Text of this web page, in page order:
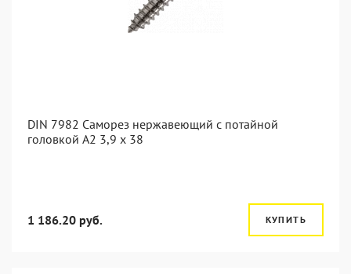
DIN 7982 Саморез нержавеющий с потайной
головкой А2 3,9 x 38
1 186.20 руб. КУПИТЬ